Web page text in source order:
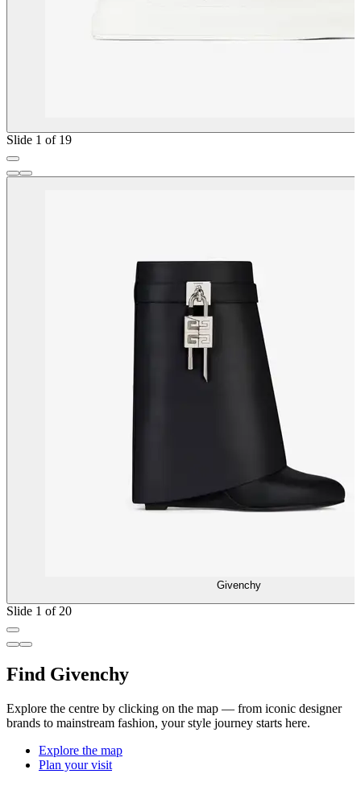
Slide 1 of 19
Givenchy
Slide 1 of 20
Find Givenchy
Explore the centre by clicking on the map — from iconic designer
brands to mainstream fashion, your style journey starts here.
Explore the map
Plan your visit